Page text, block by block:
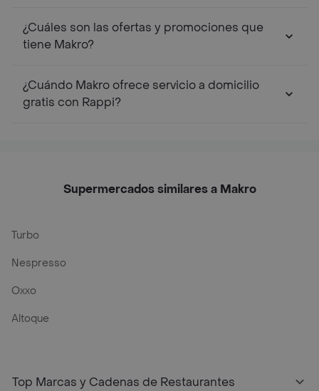
¿Cuáles son las ofertas y promociones que
tiene Makro?
¿Cuándo Makro ofrece servicio a domicilio
gratis con Rappi?
Supermercados similares a Makro
Turbo
Nespresso
Oxxo
Altoque
Top Marcas y Cadenas de Restaurantes